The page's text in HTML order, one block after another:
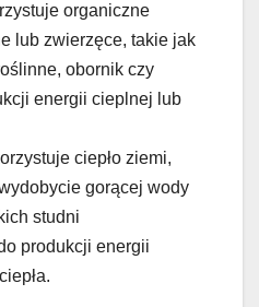
organiczne
lub zwierzęce, takie jak
obornik czy
energii cieplnej lub
ciepło ziemi,
gorącej wody
studni
produkcji energii